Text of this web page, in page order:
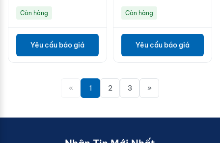
Còn hàng
Yêu cầu báo giá
Còn hàng
Yêu cầu báo giá
« 1 2 3 »